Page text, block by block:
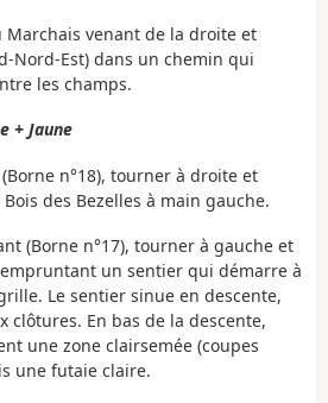
Marchais venant de la droite et
Nord-Est) dans un chemin qui
les champs.
+ Jaune
n°18), tourner à droite et
des Bezelles à main gauche.
(Borne n°17), tourner à gauche et
un sentier qui démarre à
Le sentier sinue en descente,
clôtures. En bas de la descente,
une zone clairsemée (coupes
une futaie claire.